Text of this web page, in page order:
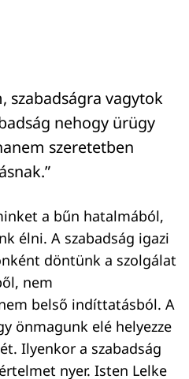
szabadságra vagytok
nehogy ürügy
szeretetben
a bűn hatalmából,
élni. A szabadság igazi
döntünk a szolgálat
nem
belső indíttatásból. A
önmagunk elé helyezze
Ilyenkor a szabadság
nyer. Isten Lelke